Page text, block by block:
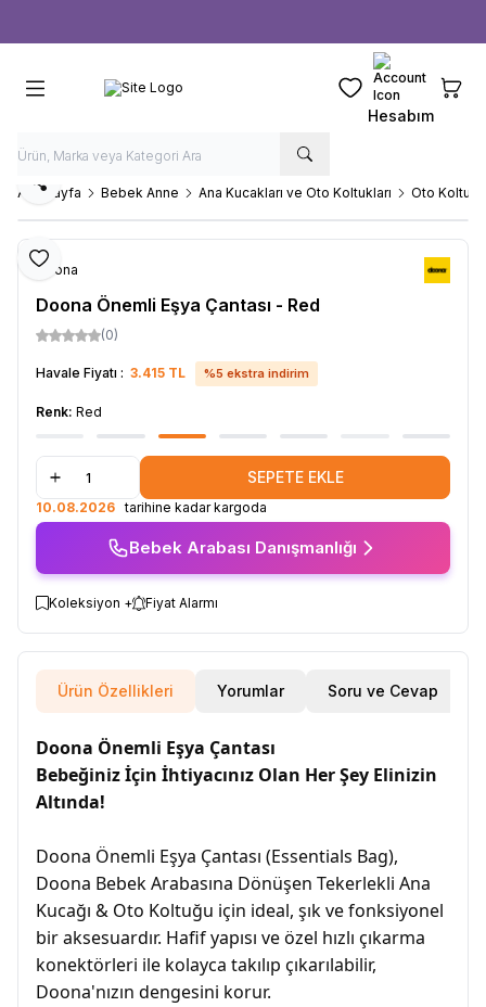
Favorilerim
Hesabım
Ana Sayfa Bebek Anne Ana Kucakları ve Oto Koltukları Oto
Favoriye Ekle
Paylaş
Doona
Doona Önemli Eşya Çantası - Red
(0)
Havale Fiyatı : 3.415 TL %5 ekstra indirim
Renk: Red
SEPETE EKLE
10.08.2026 tarihine kadar kargoda
Bebek Arabası Danışmanlığı
Koleksiyon + Fiyat Alarmı
Ürün Özellikleri Yorumlar Soru ve Cevap
Doona Önemli Eşya Çantası
Bebeğiniz İçin İhtiyacınız Olan Her Şey Elinizin
Altında!
Doona Önemli Eşya Çantası (Essentials Bag),
Doona Bebek Arabasına Dönüşen Tekerlekli Ana
Kucağı & Oto Koltuğu için ideal, şık ve fonksiyonel
bir aksesuardır. Hafif yapısı ve özel hızlı çıkarma
konektörleri ile kolayca takılıp çıkarılabilir,
Doona'nızın dengesini korur.